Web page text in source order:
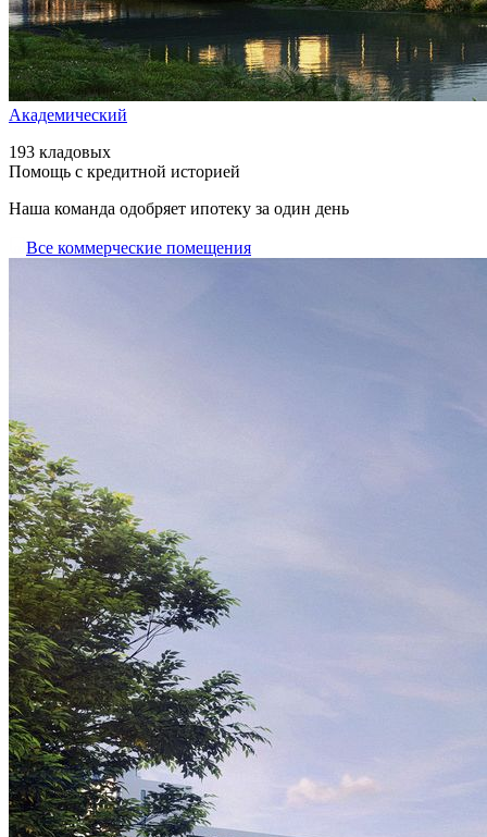
Академический
193 кладовых
Помощь с кредитной историей
Наша команда одобряет ипотеку за один день
Все коммерческие помещения